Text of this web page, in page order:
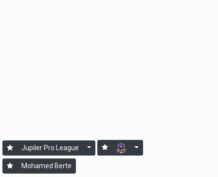
Jupiler Pro League
Mohamed Berte